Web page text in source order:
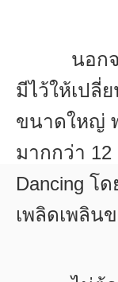
นอก
มีไว้ให้เปลี่
ขนาดใหญ่
มากกว่า 12
Dancing โด
เพลิดเพลิน